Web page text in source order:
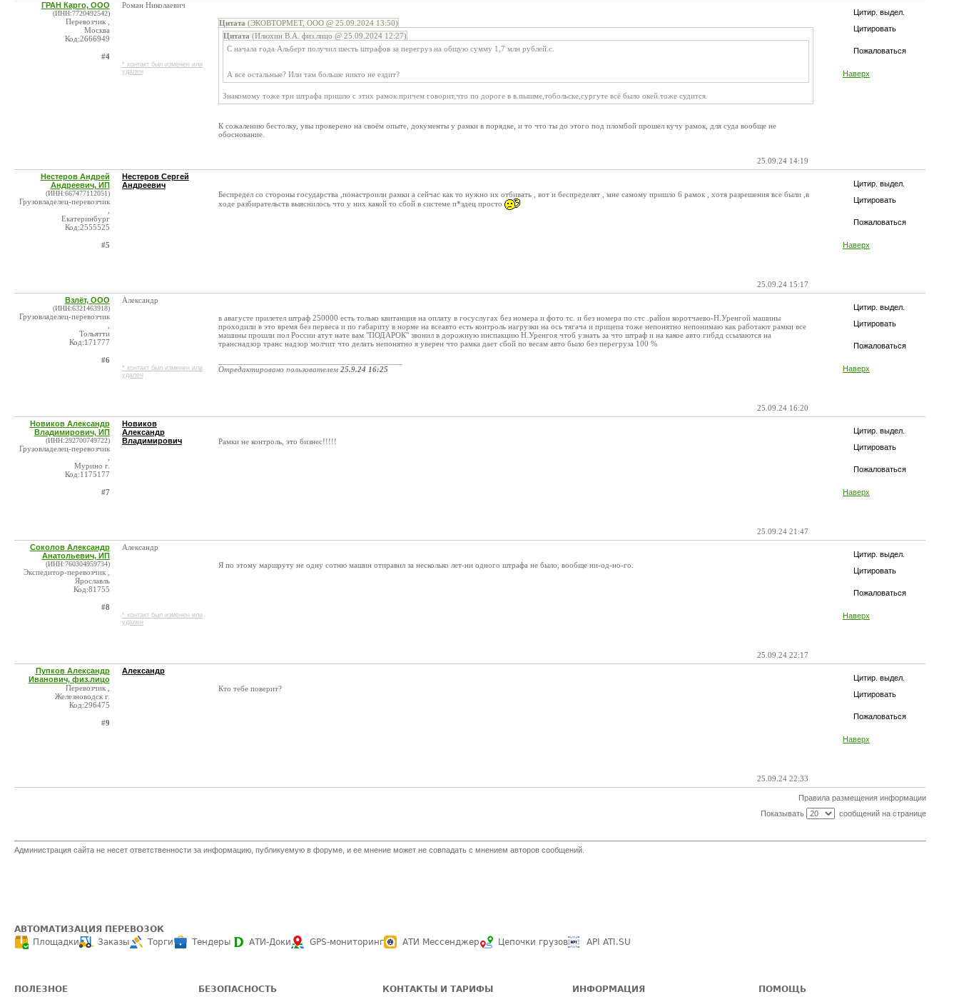
Цитир. выдел.
Цитировать
Пожаловаться
Наверх
ГРАН Карго, ООО
(ИНН:7720492542)
Перевозчик ,
Москва
Код:2666949
#4
Роман Николаевич
* контакт был изменен или
удален
Цитата (ЭКОВТОРМЕТ, ООО @ 25.09.2024 13:50)
Цитата (Илюхин В.А. физ.лицо @ 25.09.2024 12:27)
С начала года Альберт получил шесть штрафов за перегруз на общую сумму 1,7 млн рублей.с.
А все остальные? Или там больше никто не ездит?
Знакомому тоже три штрафа пришло с этих рамок.причем говорит,что по дороге в в.пышме,тобольске,сургуте всё было окей.тоже судится.
К сожалению бестолку, увы проверено на своём опыте, документы у рамки в порядке, и то что ты до этого под пломбой прошел кучу рамок, для суда вообще не
обоснование.
25.09.24 14:19
Цитир. выдел.
Цитировать
Пожаловаться
Наверх
Нестеров Андрей
Андреевич, ИП
(ИНН:667477112051)
Грузовладелец-перевозчик
Екатеринбург
Код:2555525
#5
Нестеров Сергей
Андреевич
Беспредел со стороны государства ,понастроили рамки а сейчас как то нужно их отбивать , вот и беспределят , мне самому пришло 6 рамок , хотя разрешения все были ,в
ходе разбирательств выяснилось что у них какой то сбой в системе п*здец просто
25.09.24 15:17
Цитир. выдел.
Цитировать
Пожаловаться
Наверх
Взлёт, ООО
(ИНН:6321463918)
Грузовладелец-перевозчик
Тольятти
Код:171777
#6
Александр
* контакт был изменен или
удален
в авагусте прилетел штраф 250000 есть только квитанция на оплату в госуслугах без номера и фото тс. и без номера по стс .район коротчаево-Н.Уренгой машины
проходили в это время без первеса и по габариту в норме на всеавто есть контроль нагрузки на ось тягача и прицепа тоже непонятно непонимаю как работают рамки все
машины прошли пол России атут нате вам "ПОДАРОК" звонил в дорожную инспакцию Н.Уренгоя чтоб узнать за что штраф и на какое авто гибдд ссылаются на
транснадзор транс надзор молчит что делать непонятно я уверен что рамка дает сбой по весам авто было без перегруза 100 %
Отредактировано пользователем 25.9.24 16:25
25.09.24 16:20
Цитир. выдел.
Цитировать
Пожаловаться
Наверх
Новиков Александр
Владимирович, ИП
(ИНН:292700749722)
Грузовладелец-перевозчик
Мурино г.
Код:1175177
#7
Новиков
Александр
Владимирович
Рамки не контроль, это бизнес!!!!!
25.09.24 21:47
Цитир. выдел.
Цитировать
Пожаловаться
Наверх
Соколов Александр
Анатольевич, ИП
(ИНН:760304959734)
Экспедитор-перевозчик ,
Ярославль
Код:81755
#8
Александр
* контакт был изменен или
удален
Я по этому маршруту не одну сотню машин отправил за несколько лет-ни одного штрафа не было, вообще ни-од-но-го.
25.09.24 22:17
Цитир. выдел.
Цитировать
Пожаловаться
Наверх
Пупков Александр
Иванович, физ.лицо
Перевозчик ,
Железноводск г.
Код:296475
#9
Александр
Кто тебе поверит?
25.09.24 22:33
Правила размещения информации
Показывать
сообщений на странице
Администрация сайта не несет ответственности за информацию, публикуемую в форуме, и ее мнение может не совпадать с мнением авторов сообщений.
АВТОМАТИЗАЦИЯ ПЕРЕВОЗОК
Площадки
Заказы Торги Тендеры АТИ-Доки GPS-мониторинг АТИ Мессенджер Цепочки грузов API ATI.SU
ПОЛЕЗНОЕ БЕЗОПАСНОСТЬ КОНТАКТЫ И ТАРИФЫ ИНФОРМАЦИЯ ПОМОЩЬ